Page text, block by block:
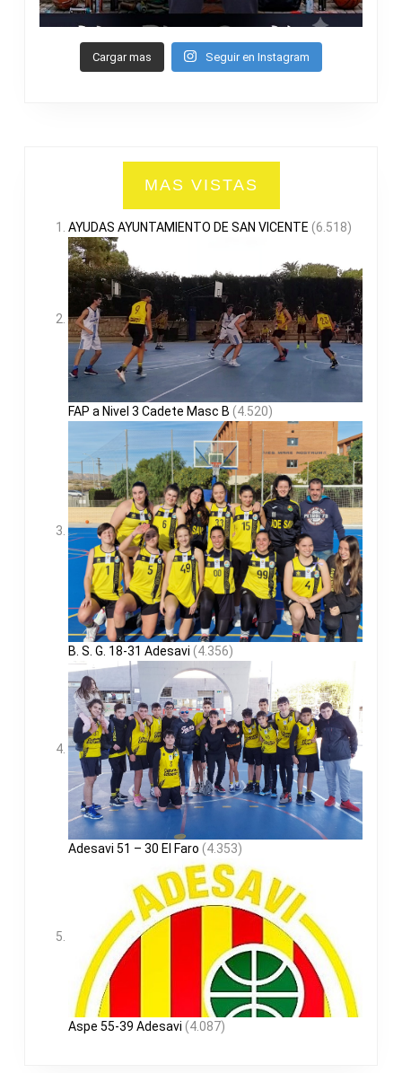
Cargar mas Seguir en Instagram
MAS VISTAS
AYUDAS AYUNTAMIENTO DE SAN VICENTE (6.518)
FAP a Nivel 3 Cadete Masc B (4.520)
B. S. G. 18-31 Adesavi (4.356)
Adesavi 51 – 30 El Faro (4.353)
Aspe 55-39 Adesavi (4.087)